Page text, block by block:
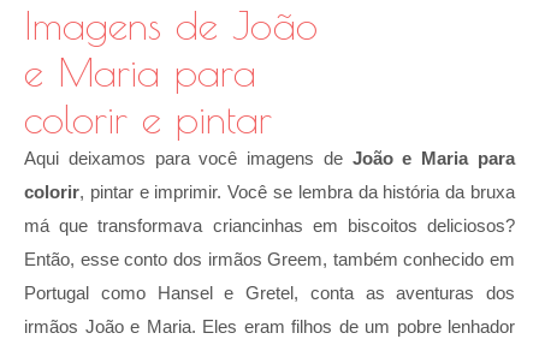
Imagens de João
e Maria para
colorir e pintar
Aqui deixamos para você imagens de João e Maria para
colorir, pintar e imprimir. Você se lembra da história da bruxa
má que transformava criancinhas em biscoitos deliciosos?
Então, esse conto dos irmãos Greem, também conhecido em
Portugal como Hansel e Gretel, conta as aventuras dos
irmãos João e Maria. Eles eram filhos de um pobre lenhador